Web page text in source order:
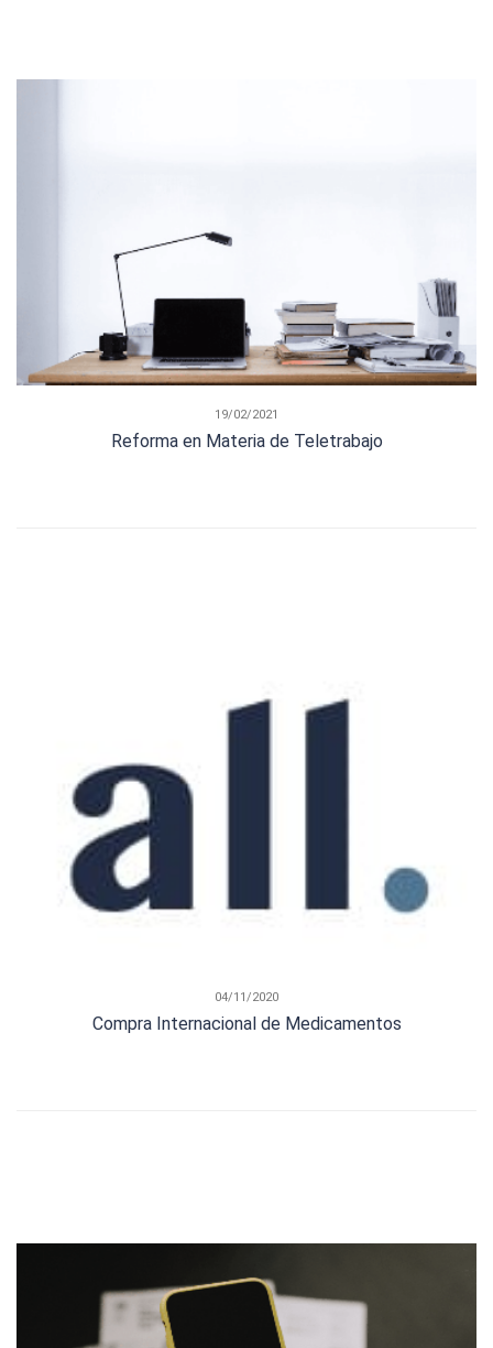
19/02/2021
Reforma en Materia de Teletrabajo
04/11/2020
Compra Internacional de Medicamentos